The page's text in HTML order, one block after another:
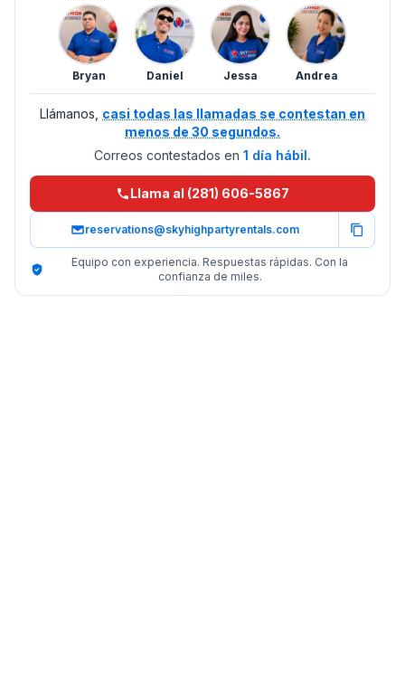
Bryan Daniel Jessa Andrea
Llámanos, casi todas las llamadas se contestan en
menos de 30 segundos.
Correos contestados en 1 día hábil.
Llama al (281) 606-5867
reservations@skyhighpartyrentals.com
Equipo con experiencia. Respuestas rápidas. Con la
confianza de miles.